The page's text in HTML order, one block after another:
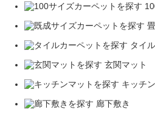
タイ
玄関マット
キッチ
廊下敷き